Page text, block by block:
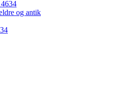
4634
og antik